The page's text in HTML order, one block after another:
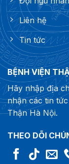
Liên hệ
Tin tức
BỆNH VIỆN
Hãy nhập địa
nhận các tin
Thận Hà Nội.
THEO DÕI